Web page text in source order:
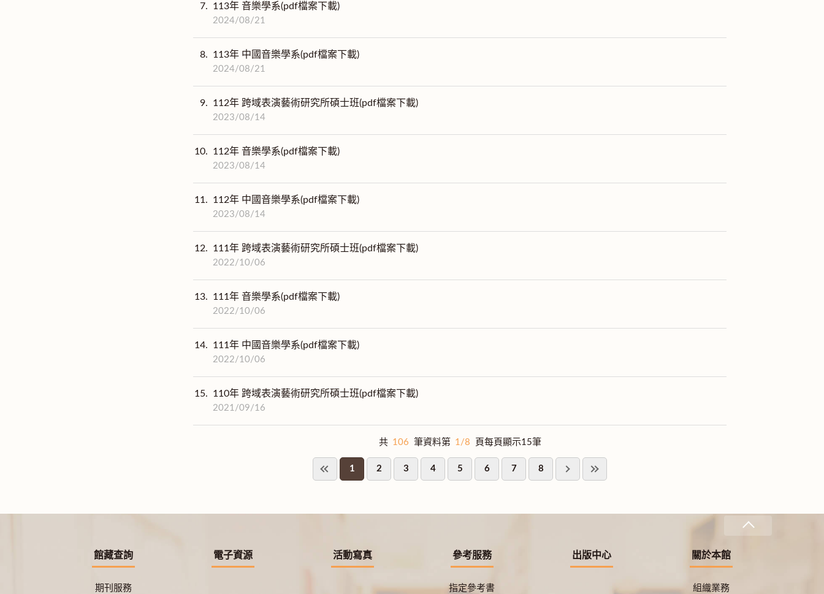
7. 113年 音樂學系(pdf檔案下載)
2024/08/21
8. 113年 中國音樂學系(pdf檔案下載)
2024/08/21
9. 112年 跨域表演藝術研究所碩士班(pdf檔案下載)
2023/08/14
10. 112年 音樂學系(pdf檔案下載)
2023/08/14
11. 112年 中國音樂學系(pdf檔案下載)
2023/08/14
12. 111年 跨域表演藝術研究所碩士班(pdf檔案下載)
2022/10/06
13. 111年 音樂學系(pdf檔案下載)
2022/10/06
14. 111年 中國音樂學系(pdf檔案下載)
2022/10/06
15. 110年 跨域表演藝術研究所碩士班(pdf檔案下載)
2021/09/16
共 106 筆資料第 1/8 頁每頁顯示15筆
1 2 3 4 5 6 7 8
館藏查詢
期刊服務
電子資源 活動寫真 參考服務
指定參考書
出版中心 關於本館
組織業務